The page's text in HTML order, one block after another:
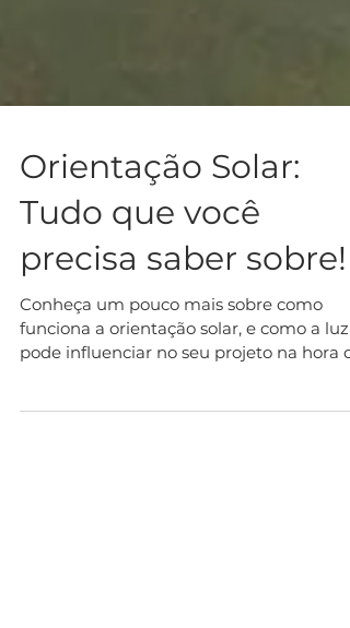
Orientação Solar:
Tudo que você
precisa saber sobre!
Conheça um pouco mais sobre como
pode influenciar no seu projeto na hora